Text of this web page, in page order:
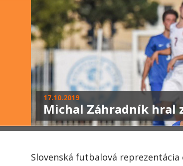
17.10.2019
Michal Záhradník hral
Slovenská futbalová